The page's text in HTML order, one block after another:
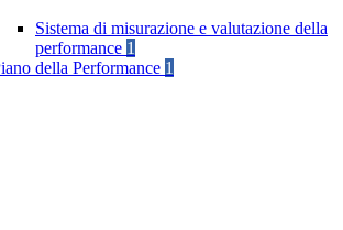
Sistema di misurazione e valutazione della
performance 1
della Performance 1